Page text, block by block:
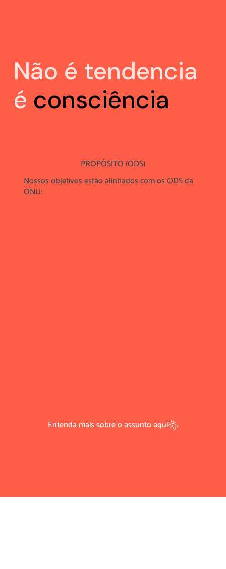
Não é tendencia
é consciência
PROPÓSITO (ODS)
Nossos objetivos estão alinhados com os ODS da
ONU:
Entenda mais sobre o assunto aqui